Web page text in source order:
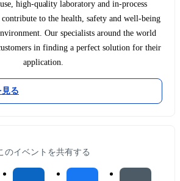
high-quality laboratory and in-process
to the health, safety and well-being
Our specialists around the world
in finding a perfect solution for their
application.
る
のイベントを共有する